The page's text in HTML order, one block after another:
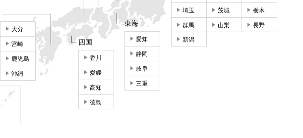
埼玉 茨城 栃木
群馬 山梨 長野
新潟
東海
愛知
静岡
岐阜
三重
四国
香川
愛媛
高知
徳島
大分
宮崎
鹿児島
沖縄